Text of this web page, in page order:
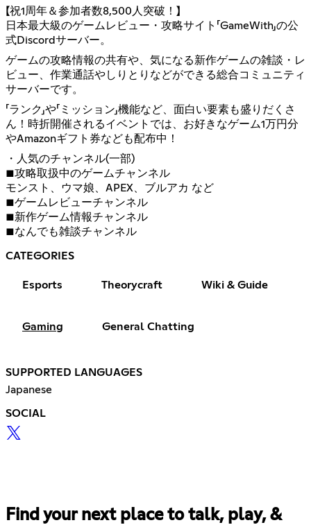
【祝1周年＆参加者数8,500人突破！】
日本最大級のゲームレビュー・攻略サイト「GameWith」の公
式Discordサーバー。
ゲームの攻略情報の共有や、気になる新作ゲームの雑談・レ
ビュー、作業通話やしりとりなどができる総合コミュニティ
サーバーです。
「ランク」や「ミッション」機能など、面白い要素も盛りだくさ
ん！時折開催されるイベントでは、お好きなゲーム1万円分
やAmazonギフト券なども配布中！
・人気のチャンネル(一部)
■攻略取扱中のゲームチャンネル
モンスト、ウマ娘、APEX、ブルアカ など
■ゲームレビューチャンネル
■新作ゲーム情報チャンネル
■なんでも雑談チャンネル
CATEGORIES
Esports Theorycraft Wiki & Guide
Gaming General Chatting
SUPPORTED LANGUAGES
Japanese
SOCIAL
Find your next place to talk, play, &